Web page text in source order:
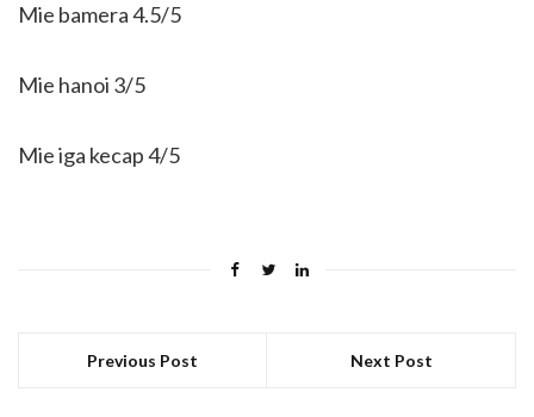
Mie bamera 4.5/5
Mie hanoi 3/5
Mie iga kecap 4/5
Previous Post Next Post